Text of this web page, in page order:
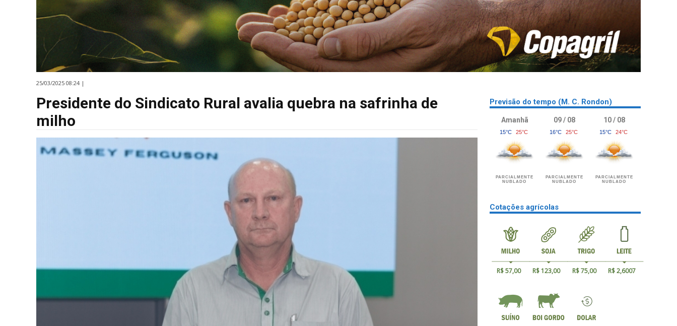
25/03/2025 08:24 |
Presidente do Sindicato Rural avalia quebra na safrinha de
milho
Previsão do tempo (M. C. Rondon)
Amanhã
15°C 25°C
PARCIALMENTE
NUBLADO
09 / 08
16°C 25°C
PARCIALMENTE
NUBLADO
10 / 08
15°C 24°C
PARCIALMENTE
NUBLADO
Cotações agrícolas
R$ 57,00 R$ 123,00 R$ 75,00 R$ 2,6007